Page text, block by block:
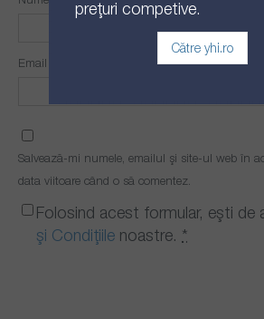
Email
Salvează-mi numele, emailul și site-ul web în
data viitoare când o să comentez.
Folosind acest formular, ești de
și Condițiile noastre. *
prețuri competive.
Către yhi.ro